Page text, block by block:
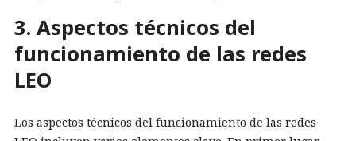
3. Aspectos técnicos del
funcionamiento de las redes
LEO
Los aspectos técnicos del funcionamiento de las redes